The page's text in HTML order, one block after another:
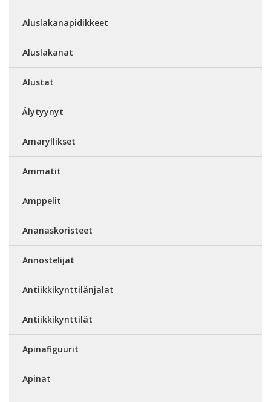
Aluslakanapidikkeet
Aluslakanat
Alustat
Älytyynyt
Amaryllikset
Ammatit
Amppelit
Ananaskoristeet
Annostelijat
Antiikkikynttilänjalat
Antiikkikynttilät
Apinafiguurit
Apinat